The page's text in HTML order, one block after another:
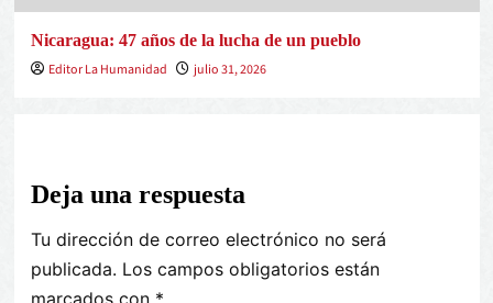
Nicaragua: 47 años de la lucha de un pueblo
Editor La Humanidad
julio 31, 2026
Deja una respuesta
Tu dirección de correo electrónico no será
publicada. Los campos obligatorios están
marcados con *